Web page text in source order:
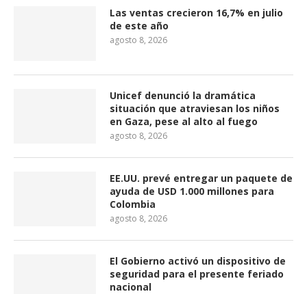
Las ventas crecieron 16,7% en julio
de este año
agosto 8, 2026
Unicef denunció la dramática
situación que atraviesan los niños
en Gaza, pese al alto al fuego
agosto 8, 2026
EE.UU. prevé entregar un paquete de
ayuda de USD 1.000 millones para
Colombia
agosto 8, 2026
El Gobierno activó un dispositivo de
seguridad para el presente feriado
nacional